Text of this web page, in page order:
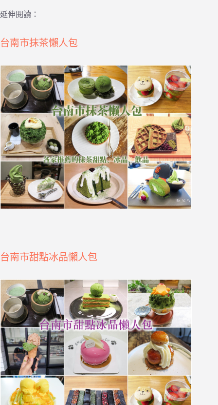
延伸閱讀：
台南市抹茶懶人包
台南市甜點冰品懶人包